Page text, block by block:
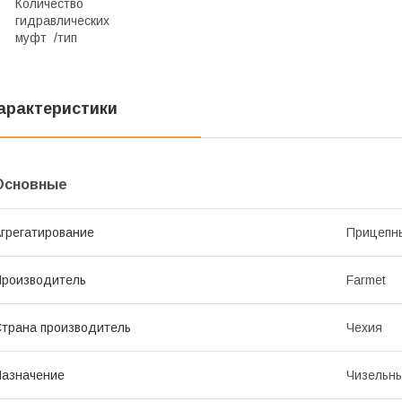
Количество
гидравлических
муфт /тип
Farmet
производитель Чехия